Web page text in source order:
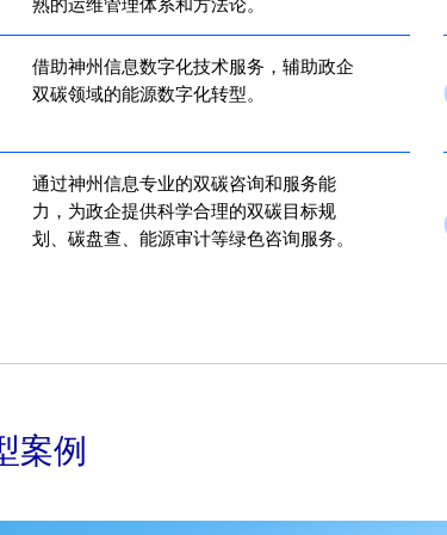
借助神州信息数字化技术服务，辅助政企
双碳领域的能源数字化转型。
通过神州信息专业的双碳咨询和服务能
力，为政企提供科学合理的双碳目标规
划、碳盘查、能源审计等绿色咨询服务。
案例